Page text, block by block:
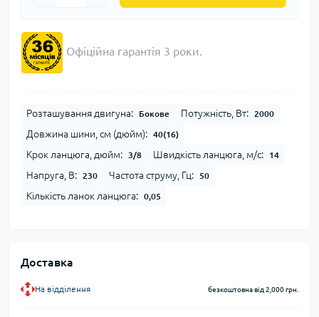
Офіційна гарантія 3 роки.
Розташування двигуна: Бокове Потужність, Вт: 2000
Довжина шини, см (дюйм): 40(16)
Крок ланцюга, дюйм: 3/8 Швидкість ланцюга, м/с: 14
Напруга, В: 230 Частота струму, Гц: 50
Кількість ланок ланцюга: 0,05
Доставка
На відділення безкоштовна від 2,000 грн.